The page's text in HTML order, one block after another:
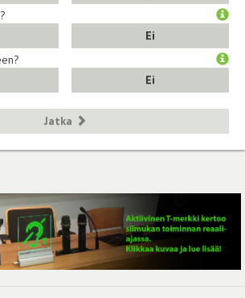
Ei
Ei
Jatka